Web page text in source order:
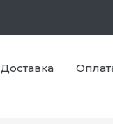
Доставка